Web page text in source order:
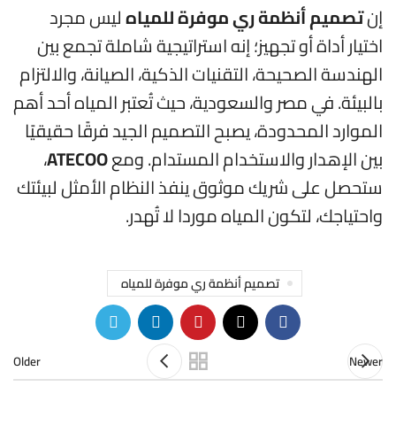
إنتصميم أنظمة ري موفرة للمياهليس مجرد
اختيار أداة أو تجهيز؛ إنه استراتيجية شاملة تجمع بين
الهندسة الصحيحة، التقنيات الذكية، الصيانة، والالتزام
بالبيئة. في مصر والسعودية، حيث تُعتبر المياه أحد أهم
الموارد المحدودة، يصبح التصميم الجيد فرقًا حقيقيًا
بين الإهدار والاستخدام المستدام. ومعATECOO،
ستحصل على شريك موثوق ينفذ النظام الأمثل لبيئتك
واحتياجك، لتكون المياه موردا لا تُهدر.
تصميم أنظمة ري موفرة للمياه
Newer
Older